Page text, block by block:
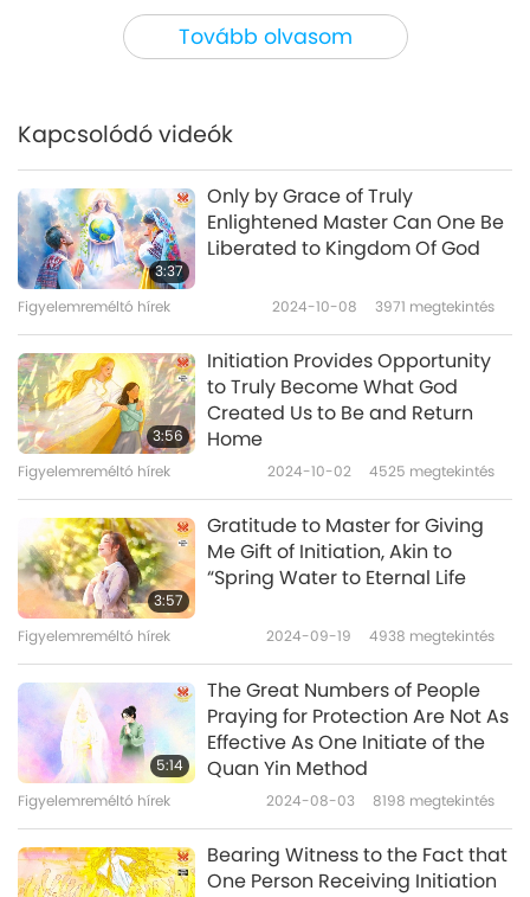
Tovább olvasom
struggles for survival, I am only observing the
infinite Compassion of Great Enlightened
Wisdom, and Love that shine the Light of
Heavenly Wisdom, unknown in this world,
upon the ignorant humanity.
As if clad in invisible armor, even in the harsh
world, I feel like I have the complete
protection and comfort of Precepts, Quan Yin
meditation, and wisdom. It seems as if angels
are praising Great Enlightened Master in
Heaven, and the Buddhas of ten directions in
I’m looking at the Light emanating from
Master and the Buddhas of ten directions in
the past, present, and future, and I wish to be
within that Light. I long to leave the darkness
of this material world and dwell forever in the
midst of that Light. Seon-woo from Korea
Illumined Seon-woo, Thank you for sharing
your profound poem about Master. We too
must acknowledge this immeasurable good
Kapcsolódó videók
3:37
Only by Grace of Truly
Enlightened Master Can One Be
Liberated to Kingdom Of God
Figyelemreméltó hírek 2024-10-08 3971 megtekintés
3:56
Initiation Provides Opportunity
to Truly Become What God
Created Us to Be and Return
Home
Figyelemreméltó hírek 2024-10-02 4525 megtekintés
3:57
Gratitude to Master for Giving
Me Gift of Initiation, Akin to
“Spring Water to Eternal Life
Figyelemreméltó hírek 2024-09-19 4938 megtekintés
5:14
The Great Numbers of People
Praying for Protection Are Not As
Effective As One Initiate of the
Quan Yin Method
Figyelemreméltó hírek 2024-08-03 8198 megtekintés
Bearing Witness to the Fact that
One Person Receiving Initiation